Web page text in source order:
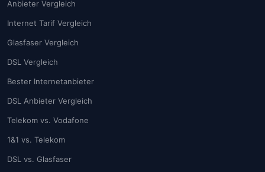
Anbieter Vergleich
Internet Tarif Vergleich
Glasfaser Vergleich
DSL Vergleich
Bester Internetanbieter
DSL Anbieter Vergleich
Telekom vs. Vodafone
1&1 vs. Telekom
DSL vs. Glasfaser